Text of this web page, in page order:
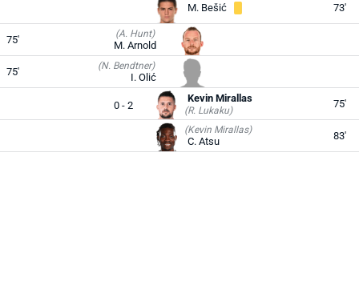
M. Bešić 73'
75' (A. Hunt)
M. Arnold
75' (N. Bendtner)
I. Olić
0 - 2
Kevin Mirallas
(R. Lukaku)
75'
(Kevin Mirallas)
C. Atsu 83'